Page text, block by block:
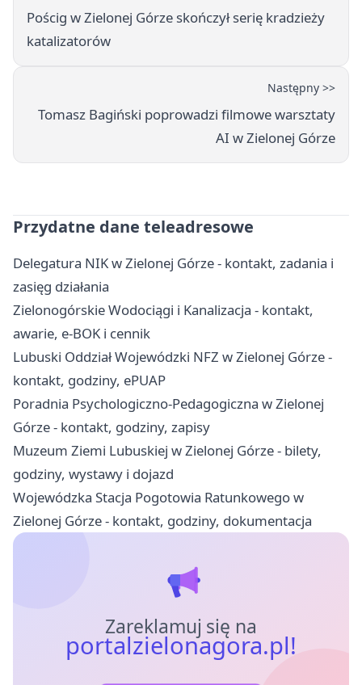
Pościg w Zielonej Górze skończył serię kradzieży
katalizatorów
Następny >>
Tomasz Bagiński poprowadzi filmowe warsztaty
AI w Zielonej Górze
Przydatne dane teleadresowe
Delegatura NIK w Zielonej Górze - kontakt, zadania i
zasięg działania
Zielonogórskie Wodociągi i Kanalizacja - kontakt,
awarie, e-BOK i cennik
Lubuski Oddział Wojewódzki NFZ w Zielonej Górze -
kontakt, godziny, ePUAP
Poradnia Psychologiczno-Pedagogiczna w Zielonej
Górze - kontakt, godziny, zapisy
Muzeum Ziemi Lubuskiej w Zielonej Górze - bilety,
godziny, wystawy i dojazd
Wojewódzka Stacja Pogotowia Ratunkowego w
Zielonej Górze - kontakt, godziny, dokumentacja
Zareklamuj się na
portalzielonagora.pl!